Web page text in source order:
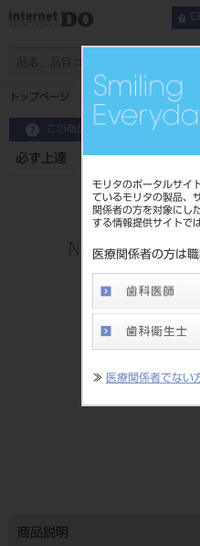
モリタのポータルサイ
ているモリタの製品、
関係者の方を対象にし
する情報提供サイトで
医療関係者の方は
≫ 医療関係者でない
トップページ 必ず上達 ＧＵＭＭＥ
この商品に関するお問い合わせ
必ず上達 ＧＵＭＭＥＴＡＬ矯
商品説明